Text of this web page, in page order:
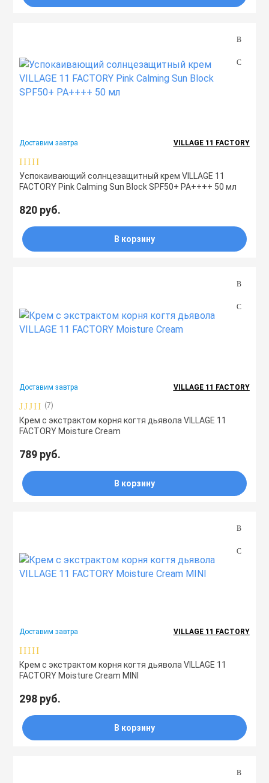
Доставим завтра VILLAGE 11 FACTORY
Успокаивающий солнцезащитный крем VILLAGE 11
FACTORY Pink Calming Sun Block SPF50+ PA++++ 50 мл
820 руб.
В корзину
Доставим завтра VILLAGE 11 FACTORY
(7)
Крем с экстрактом корня когтя дьявола VILLAGE 11
FACTORY Moisture Cream
789 руб.
В корзину
Доставим завтра VILLAGE 11 FACTORY
Крем с экстрактом корня когтя дьявола VILLAGE 11
FACTORY Moisture Cream MINI
298 руб.
В корзину